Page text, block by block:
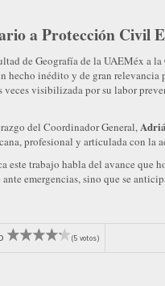
a Protección Civil
de Geografía de la UAEMéx a
hecho inédito y de gran relevancia
veces visibilizada por su labor
del Coordinador General,
profesional y articulada con la
este trabajo habla del avance que
emergencias, sino que se
(5 votos)